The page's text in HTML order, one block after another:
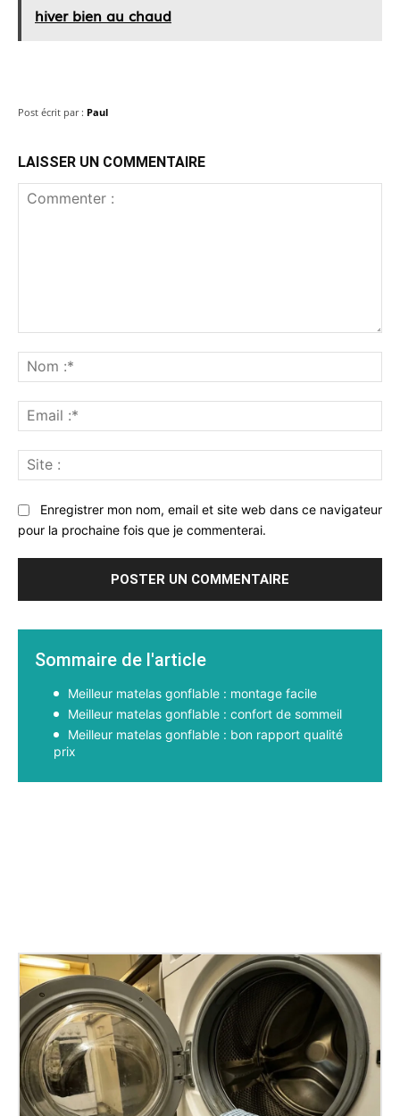
hiver bien au chaud
Post écrit par : Paul
LAISSER UN COMMENTAIRE
:*
:*
:
Enregistrer mon nom, email et site web dans ce navigateur
pour la prochaine fois que je commenterai.
Sommaire de l'article
Meilleur matelas gonflable : montage facile
Meilleur matelas gonflable : confort de sommeil
Meilleur matelas gonflable : bon rapport qualité
prix